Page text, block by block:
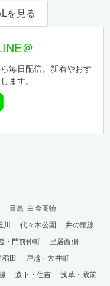
を見る
＠
毎日配信。新着やおす
ます。
目黒･白金高輪
代々木公園
井の頭線
・門前仲町
皇居西側
稲田
戸越・大井町
森下・住吉
浅草・蔵前